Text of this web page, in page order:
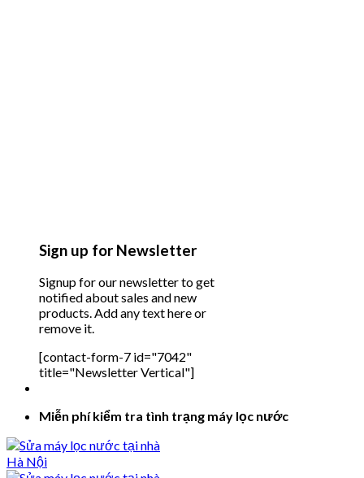
Sign up for Newsletter
Signup for our newsletter to get
notified about sales and new
products. Add any text here or
remove it.
[contact-form-7 id="7042"
title="Newsletter Vertical"]
Miễn phí kiểm tra tình trạng máy lọc nước